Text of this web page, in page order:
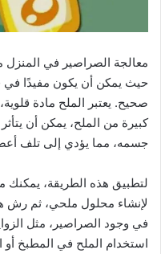
معالجة الصراصير في المنزل
حيث يمكن أن يكون مفيدًا في
صحيح. يعتبر الملح مادة
كبيرة من الملح، يمكن أن
جسمه، مما يؤدي إلى تلف
لتطبيق هذه الطريقة، يمكنك
لإنشاء محلول ملحي، ثم رش
في وجود الصراصير، مثل
استخدام الملح في المطبخ أو